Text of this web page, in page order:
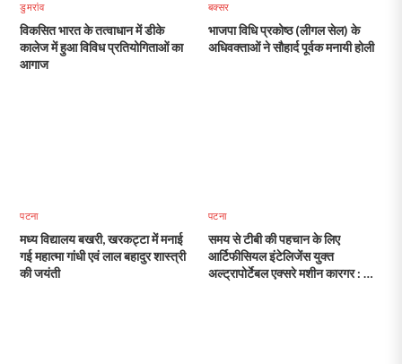
डुमरांव
विकसित भारत के तत्वाधान में डीके
कालेज में हुआ विविध प्रतियोगिताओं का
आगाज
बक्सर
भाजपा विधि प्रकोष्ठ (लीगल सेल) के
अधिवक्ताओं ने सौहार्द पूर्वक मनायी होली
पटना
मध्य विद्यालय बखरी, खरकट्टा में मनाई
गई महात्मा गांधी एवं लाल बहादुर शास्त्री
की जयंती
पटना
समय से टीबी की पहचान के लिए
आर्टिफीसियल इंटेलिजेंस युक्त
अल्ट्रापोर्टेबल एक्सरे मशीन कारगर : डॉ.